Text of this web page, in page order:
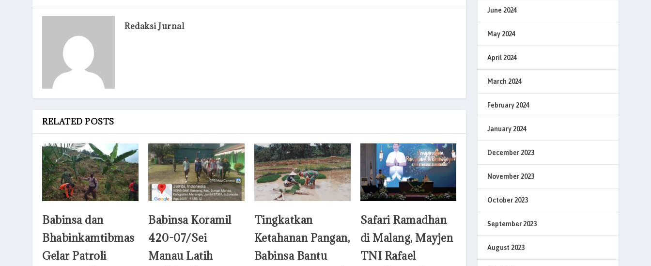
Redaksi Jurnal
RELATED POSTS
Babinsa dan
Bhabinkamtibmas
Gelar Patroli
Babinsa Koramil
420-07/Sei
Manau Latih
Tingkatkan
Ketahanan Pangan,
Babinsa Bantu
Safari Ramadhan
di Malang, Mayjen
TNI Rafael
June 2024
May 2024
April 2024
March 2024
February 2024
January 2024
December 2023
November 2023
October 2023
September 2023
August 2023